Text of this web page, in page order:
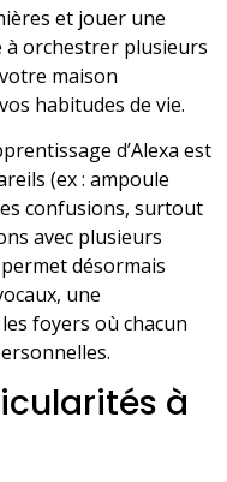
et jouer une
à orchestrer plusieurs
maison
habitudes de vie.
d’Alexa est
(ex : ampoule
confusions, surtout
avec plusieurs
désormais
une
foyers où chacun
à